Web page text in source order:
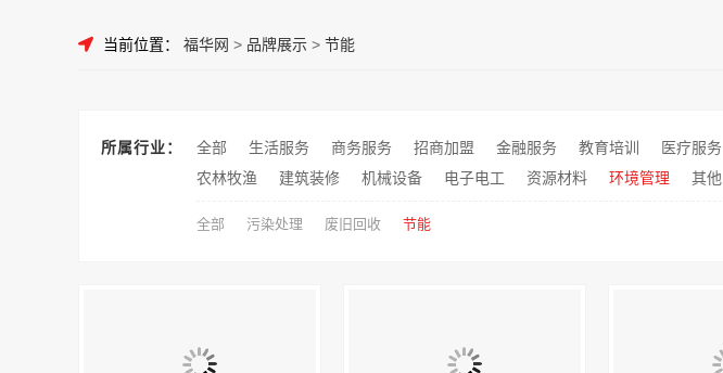
当前位置： 福华网 > 品牌展示 > 节能
所属行业： 全部 生活服务 商务服务 招商加盟 金融服务 教育培训 医疗服务
农林牧渔
建筑装修 机械设备 电子电工 资源材料 环境管理 其他
全部 污染处理 废旧回收 节能